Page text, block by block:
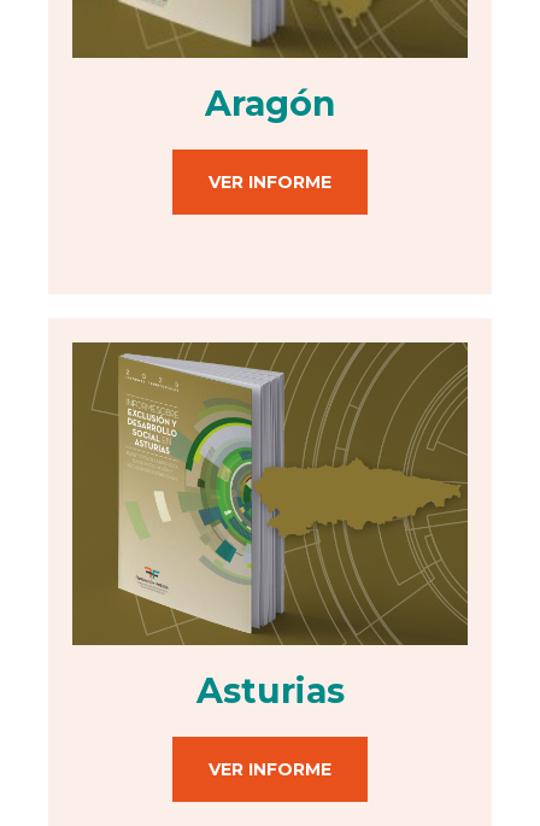
Aragón
VER INFORME
Asturias
VER INFORME